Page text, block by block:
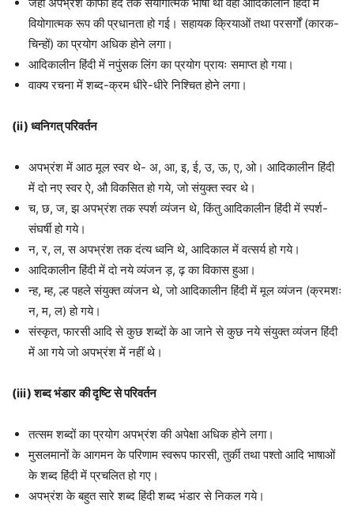
वियोगात्मक रूप की प्रधानता हो गई। सहायक क्रियाओं तथा परसर्गों (कारक-
चिन्हों) का प्रयोग अधिक होने लगा।
आदिकालीन हिंदी में नपुंसक लिंग का प्रयोग प्रायः समाप्त हो गया।
वाक्य रचना में शब्द-क्रम धीरे-धीरे निश्चित होने लगा।
(ii) ध्वनिगत् परिवर्तन
अपभ्रंश में आठ मूल स्वर थे- अ, आ, इ, ई, उ, ऊ, ए, ओ। आदिकालीन हिंदी
में दो नए स्वर ऐ, औ विकसित हो गये, जो संयुक्त स्वर थे।
च, छ, ज, झ अपभ्रंश तक स्पर्श व्यंजन थे, किंतु आदिकालीन हिंदी में स्पर्श-
संघर्षी हो गये।
न, र, ल, स अपभ्रंश तक दंत्य ध्वनि थे, आदिकाल में वत्सर्य हो गये।
आदिकालीन हिंदी में दो नये व्यंजन ड़, ढ़ का विकास हुआ।
न्ह, म्ह, ल्ह पहले संयुक्त व्यंजन थे, जो आदिकालीन हिंदी में मूल व्यंजन (क्रमशः
न, म, ल) हो गये।
संस्कृत, फारसी आदि से कुछ शब्दों के आ जाने से कुछ नये संयुक्त व्यंजन हिंदी
में आ गये जो अपभ्रंश में नहीं थे।
(iii) शब्द भंडार की दृष्टि से परिवर्तन
तत्सम शब्दों का प्रयोग अपभ्रंश की अपेक्षा अधिक होने लगा।
मुसलमानों के आगमन के परिणाम स्वरूप फारसी, तुर्की तथा पश्तो आदि भाषाओं
के शब्द हिंदी में प्रचलित हो गए।
अपभ्रंश के बहुत सारे शब्द हिंदी शब्द भंडार से निकल गये।